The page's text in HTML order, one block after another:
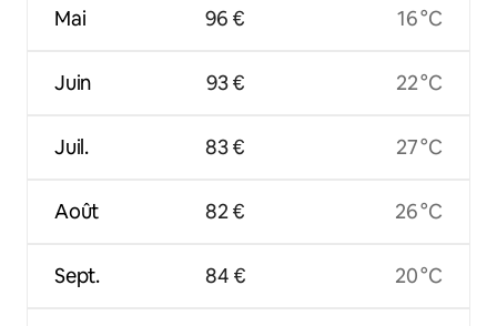
Mai
Juin
Juil.
Août
Sept.
96 €
93 €
83 €
82 €
84 €
16 °C
22 °C
27 °C
26 °C
20 °C